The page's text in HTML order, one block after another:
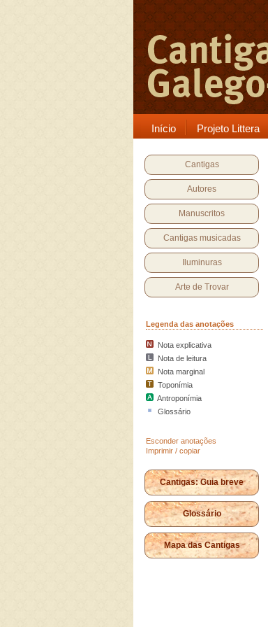
Início Projeto Littera
Cantigas
Autores
Manuscritos
Cantigas musicadas
Iluminuras
Arte de Trovar
Legenda das anotações
Nota explicativa
Nota de leitura
Nota marginal
Toponímia
Antroponímia
Glossário
Esconder anotações
Imprimir / copiar
Cantigas: Guia breve
Glossário
Mapa das Cantigas